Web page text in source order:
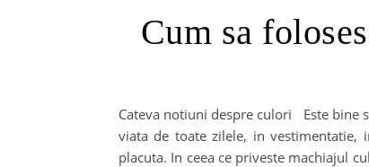
Cum sa
Cateva notiuni despre culori Este bine
viata de toate zilele, in vestimentatie,
placuta. In ceea ce priveste machiajul